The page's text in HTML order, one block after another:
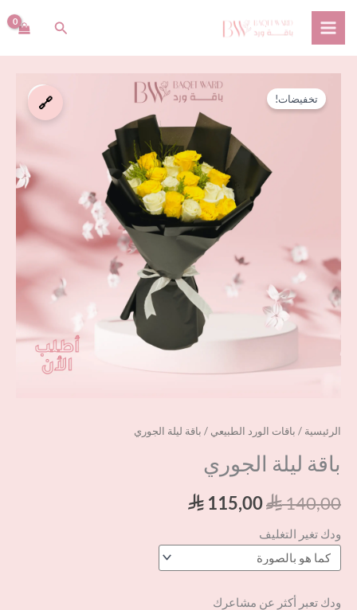
تخطي
المحتوى
البحث
تخفيضات! 🔗
الرئيسية / باقات الورد الطبيعي / باقة ليلة الجوري
باقة ليلة الجوري
⃁140,00
السعر
الأصلي
⃁ 115,00
السعر
الحالي
⃁ 115,00.
ودك تغير التغليف
ودك تعبر أكثر عن مشاعرك
باقة